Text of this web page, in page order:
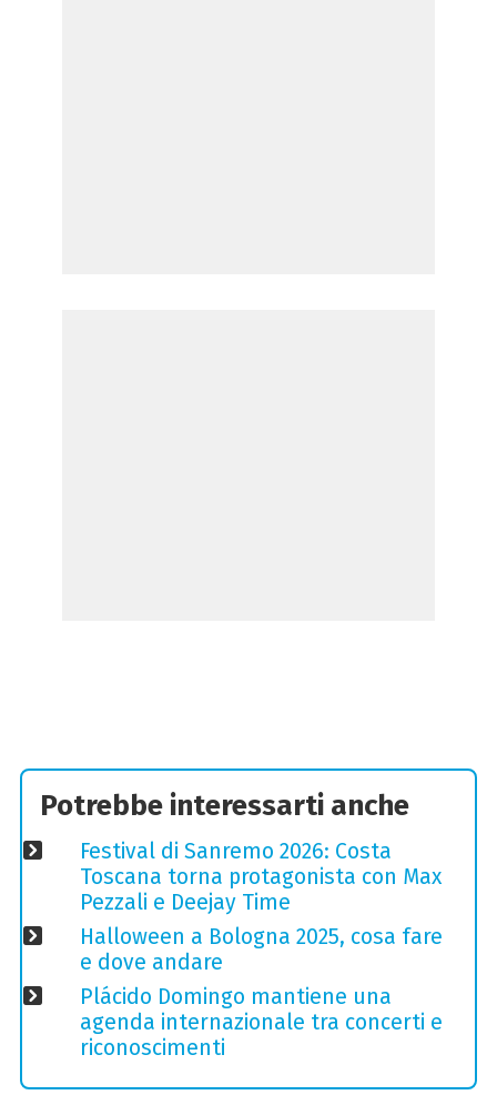
Potrebbe interessarti anche
Festival di Sanremo 2026: Costa
Toscana torna protagonista con Max
Pezzali e Deejay Time
Halloween a Bologna 2025, cosa fare
e dove andare
Plácido Domingo mantiene una
agenda internazionale tra concerti e
riconoscimenti